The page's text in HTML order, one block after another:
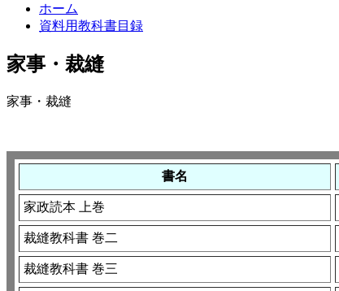
ホーム
資料用教科書目録
家事・裁縫
家事・裁縫
書名
家政読本 上巻
裁縫教科書 巻二
裁縫教科書 巻三